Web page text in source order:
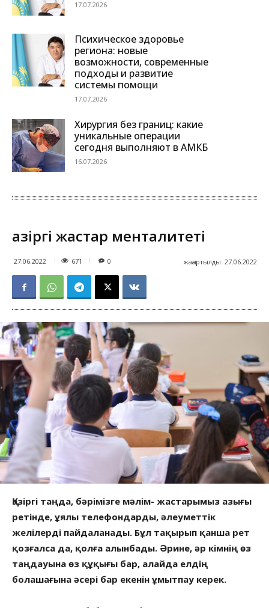
17.07.2026
Психическое здоровье
региона: новые
возможности, современные
подходы и развитие
системы помощи
17.07.2026
Хирургия без границ: какие
уникальные операции
сегодня выполняют в АМКБ
16.07.2026